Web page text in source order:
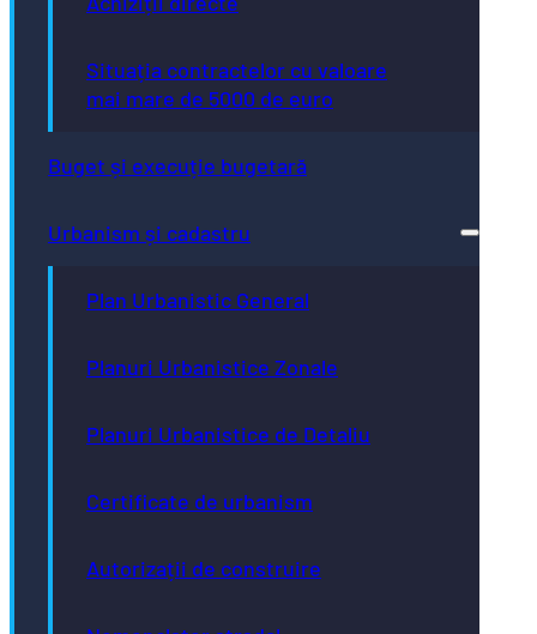
Situația contractelor cu valoare
mai mare de 5000 de euro
Buget și execuție bugetară
Urbanism și cadastru
Plan Urbanistic General
Planuri Urbanistice Zonale
Planuri Urbanistice de Detaliu
Certificate de urbanism
Autorizații de construire